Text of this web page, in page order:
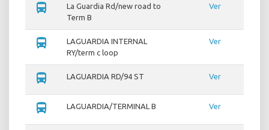
directions_bus
La Guardia Rd/new road to
Term B
Ver
directions_bus
LAGUARDIA INTERNAL
RY/term c loop
Ver
directions_bus LAGUARDIA RD/94 ST Ver
directions_bus LAGUARDIA/TERMINAL B Ver